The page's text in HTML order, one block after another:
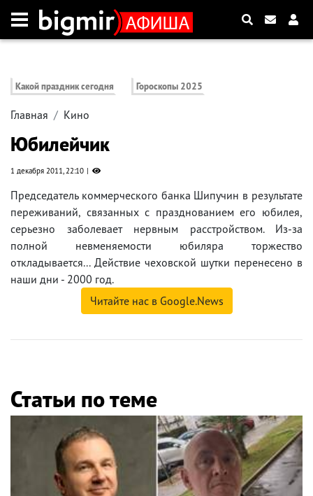
Какой праздник сегодня Гороскопы 2025
Главная Кино
Юбилейчик
1 декабря 2011, 22:10
Председатель коммерческого банка Шипучин в результате
переживаний, связанных с празднованием его юбилея,
серьезно заболевает нервным расстройством. Из-за
полной невменяемости юбиляра торжество
откладывается... Действие чеховской шутки перенесено в
наши дни - 2000 год.
Читайте нас в Google.News
Статьи по теме